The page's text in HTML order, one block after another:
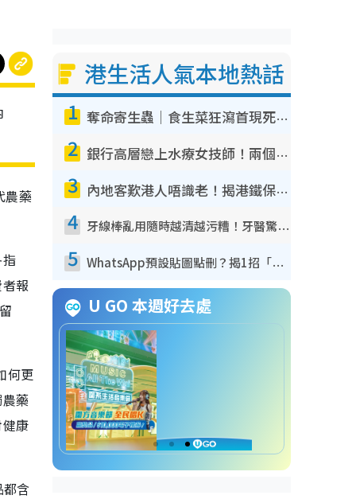
農藥
報
何更
藥
康
含
港生活人氣本地熱話
1 奪命寄生蟲｜食生菜狂瀉首現死者！疫潮惡化錄1.8萬宗病例 揭洗菜3大謬誤
2 銀行高層戀上水療女技師！兩個月借128萬驚覺「沉船」沉落火海 揭背後疑似邪教操控賣淫
3 內地客歎港人唔識老！揭港鐵保鮮級冷氣 港人求放過：咪投訴
4 牙線棒亂用隨時越清越污糟！牙醫驚揭盲目過戶細菌恐致蛀牙：呢種先係日常真保養
5 WhatsApp預設貼圖點刪？揭1招「反向操作」還原簡潔介面 附3步實測教學
U GO 本週好去處